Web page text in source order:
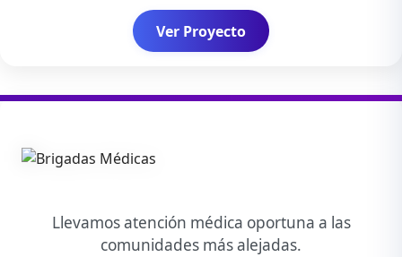
Ver Proyecto
Llevamos atención médica oportuna a las
comunidades más alejadas.